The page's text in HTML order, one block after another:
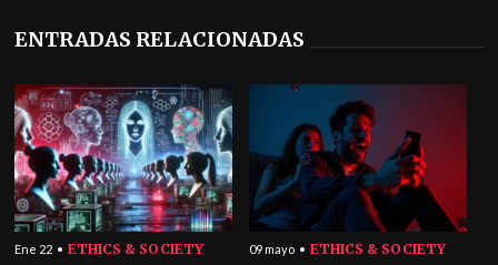
ENTRADAS RELACIONADAS
Ene 22 ETHICS & SOCIETY 09 mayo ETHICS & SOCIETY